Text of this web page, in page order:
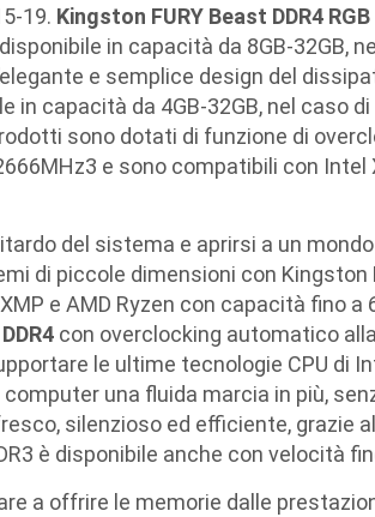
19. Kingston FURY Beast DDR4 RGB
in capacità da 8GB-32GB,
e semplice design del
in capacità da 4GB-32GB, nel caso
sono dotati di funzione di
e sono compatibili con Intel
del sistema e aprirsi a un
di piccole dimensioni con Kingston
e AMD Ryzen con capacità fino a
con overclocking automatico
le ultime tecnologie CPU di
una fluida marcia in più,
silenzioso ed efficiente, grazie
è disponibile anche con velocità
a offrire le memorie dalle